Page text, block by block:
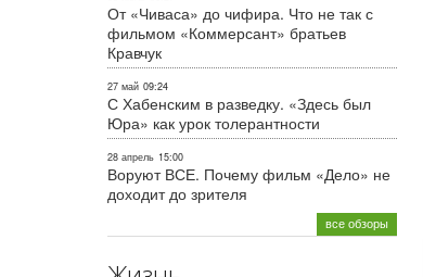
От «Чиваса» до чифира. Что не так с
фильмом «Коммерсант» братьев
Кравчук
27 май 09:24
С Хабенским в разведку. «Здесь был
Юра» как урок толерантности
28 апрель 15:00
Воруют ВСЕ. Почему фильм «Дело» не
доходит до зрителя
все обзоры